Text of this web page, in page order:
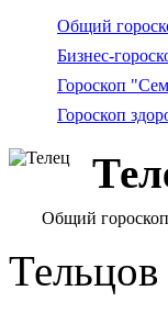
Общий
Бизнес-
Гороскоп
Гороскоп
Общий гороскоп